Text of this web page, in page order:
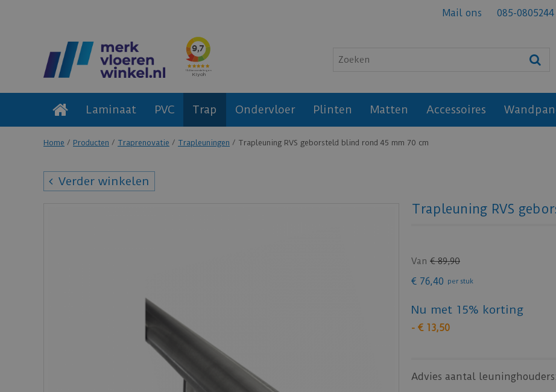
Home Producten Traprenovatie Trapleuningen Trapleuning RVS geborsteld blind rond 45 mm 70 cm
Mail ons 085-0805244
Laminaat PVC Trap Ondervloer Plinten Matten Accessoires
Verder winkelen
Trapleuning RVS
Van € 89,90
€ 76,40 per stuk
Nu met 15% korting
- € 13,50
Advies aantal